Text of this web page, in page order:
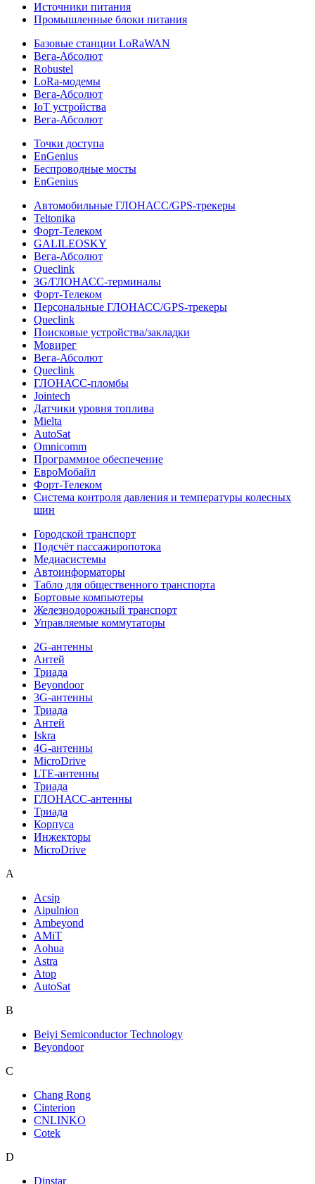
Источники питания
Промышленные блоки питания
Базовые станции LoRaWAN
Вега-Абсолют
Robustel
LoRa-модемы
Вега-Абсолют
IoT устройства
Вега-Абсолют
Точки доступа
EnGenius
Беспроводные мосты
EnGenius
Автомобильные ГЛОНАСС/GPS-трекеры
Teltonika
Форт-Телеком
GALILEOSKY
Вега-Абсолют
Queclink
3G/ГЛОНАСС-терминалы
Форт-Телеком
Персональные ГЛОНАСС/GPS-трекеры
Queclink
Поисковые устройства/закладки
Мовирег
Вега-Абсолют
Queclink
ГЛОНАСС-пломбы
Jointech
Датчики уровня топлива
Mielta
AutoSat
Omnicomm
Программное обеспечение
ЕвроМобайл
Форт-Телеком
Система контроля давления и температуры колесных
шин
Городской транспорт
Подсчёт пассажиропотока
Медиасистемы
Автоинформаторы
Табло для общественного транспорта
Бортовые компьютеры
Железнодорожный транспорт
Управляемые коммутаторы
2G-антенны
Антей
Триада
Beyondoor
3G-антенны
Триада
Антей
Iskra
4G-антенны
MicroDrive
LTE-антенны
Триада
ГЛОНАСС-антенны
Триада
Корпуса
Инжекторы
MicroDrive
A
Acsip
Aipulnion
Ambeyond
AMiT
Aohua
Astra
Atop
AutoSat
B
Beiyi Semiconductor Technology
Beyondoor
C
Chang Rong
Cinterion
CNLINKO
Cotek
D
Dinstar